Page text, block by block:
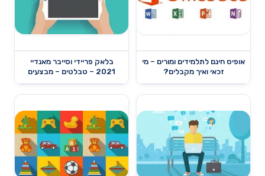
אופיס חינם לתלמידים ומורים – מי
זכאי ואיך מקבלים?
בלאק פריידי וסייבר מאנדיי
2021 – טבלטים – מבצעים